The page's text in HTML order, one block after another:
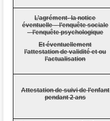
L’agrément- la notice
éventuelle – l’enquête sociale
– l’enquête psychologique
Et éventuellement
l’attestation de validité et ou
l’actualisation
Attestation de suivi de l’enfant
pendant 2 ans